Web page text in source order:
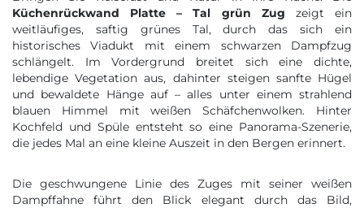
Küchenrückwand Platte – Tal grün Zug zeigt ein
weitläufiges, saftig grünes Tal, durch das sich ein
historisches Viadukt mit einem schwarzen Dampfzug
schlängelt. Im Vordergrund breitet sich eine dichte,
lebendige Vegetation aus, dahinter steigen sanfte Hügel
und bewaldete Hänge auf – alles unter einem strahlend
blauen Himmel mit weißen Schäfchenwolken. Hinter
Kochfeld und Spüle entsteht so eine Panorama-Szenerie,
die jedes Mal an eine kleine Auszeit in den Bergen erinnert.
Die geschwungene Linie des Zuges mit seiner weißen
Dampffahne führt den Blick elegant durch das Bild,